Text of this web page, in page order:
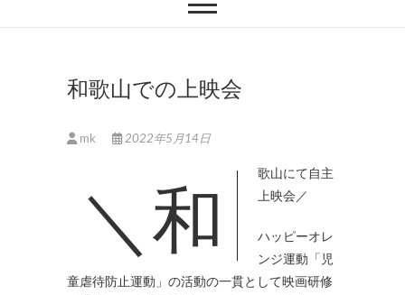
和歌山での上映会
mk 2022年5月14日
＼和歌山にて自主 上映会／
ハッピーオレ
ンジ運動「児
童虐待防止運動」の活動の一貫として映画研修